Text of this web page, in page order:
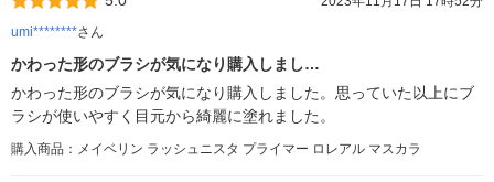
umi********さん
かわった形のブラシが気になり購入しまし…
かわった形のブラシが気になり購入しました。思っていた以上にブ
ラシが使いやすく目元から綺麗に塗れました。
購入商品：メイベリン ラッシュニスタ プライマー ロレアル マスカラ